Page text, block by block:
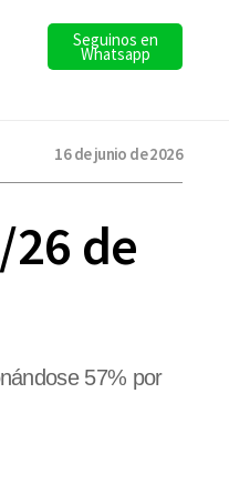
Seguinos en
Whatsapp
16 de junio de 2026
de
57% por